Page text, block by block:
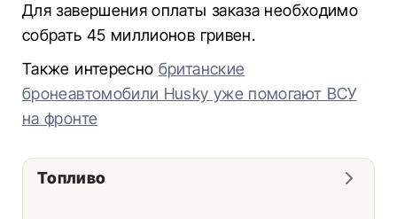
Для завершения оплаты заказа необходимо
собрать 45 миллионов гривен.
Также интересно британские
бронеавтомобили Husky уже помогают ВСУ
на фронте
Топливо